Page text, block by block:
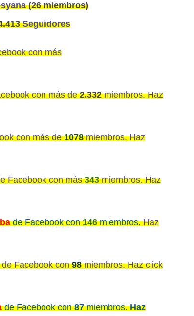
(26 miembros)
Seguidores
con más
con más de2.332 miembros. Haz
con más de1078miembros. Haz
Facebook con más343miembros. Haz
de Facebook con146miembros.Haz
Facebook con98miembros. Haz click
de Facebook con87miembros.Haz